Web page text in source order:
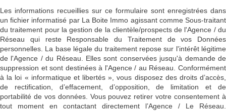
Les informations recueillies sur ce formulaire sont enregistrées dans
un fichier informatisé par La Boite Immo agissant comme Sous-traitant
du traitement pour la gestion de la clientèle/prospects de l'Agence / du
Réseau qui reste Responsable du Traitement de vos Données
personnelles. La base légale du traitement repose sur l'intérêt légitime
de l'Agence / du Réseau. Elles sont conservées jusqu'à demande de
suppression et sont destinées à l'Agence / au Réseau. Conformément
à la loi « informatique et libertés », vous disposez des droits d’accès,
de rectification, d’effacement, d’opposition, de limitation et de
portabilité de vos données. Vous pouvez retirer votre consentement à
tout moment en contactant directement l’Agence / Le Réseau.